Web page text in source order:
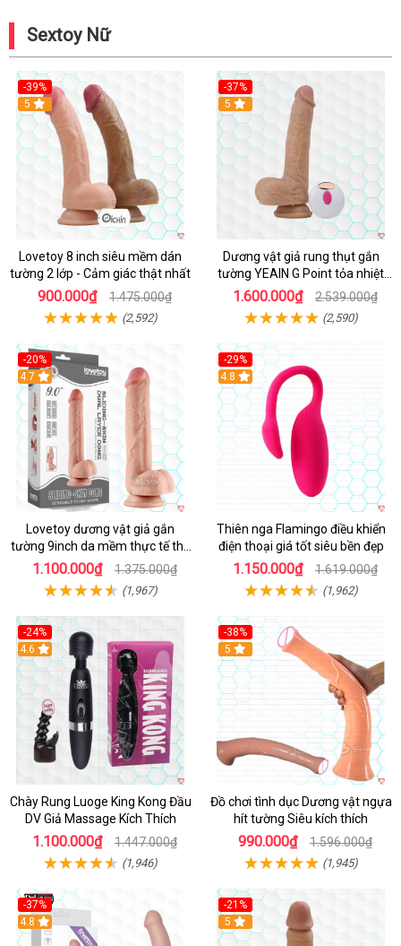
Sextoy Nữ
-39%
Hot
5
Lovetoy 8 inch siêu mềm dán
tường 2 lớp - Cảm giác thật nhất
900.000₫ 1.475.000₫
(2,592)
-37%
5
Dương vật giả rung thụt gắn
tường YEAIN G Point tỏa nhiệt
điều khiển từ xa
1.600.000₫ 2.539.000₫
(2,590)
-20%
Hot
4.7
Lovetoy dương vật giả gắn
tường 9inch da mềm thực tế thú
vị
1.100.000₫ 1.375.000₫
(1,967)
-29%
Hot
4.8
Thiên nga Flamingo điều khiển
điện thoại giá tốt siêu bền đẹp
1.150.000₫ 1.619.000₫
(1,962)
-24%
4.6
Chày Rung Luoge King Kong Đầu
DV Giả Massage Kích Thích
1.100.000₫ 1.447.000₫
(1,946)
-38%
Hot
5
Đồ chơi tình dục Dương vật ngựa
hít tường Siêu kích thích
990.000₫ 1.596.000₫
(1,945)
-37%
Hot
4.8
-21%
Hot
5